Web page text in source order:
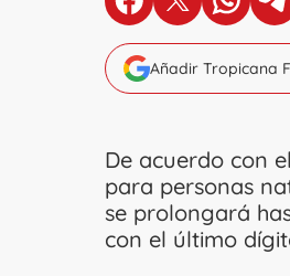
en Facebook
en X en
Añadir Tropicana
De acuerdo con el
para personas
se prolongará
con el último